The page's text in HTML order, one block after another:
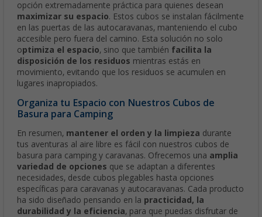
opción extremadamente práctica para quienes desean
maximizar su espacio. Estos cubos se instalan fácilmente
en las puertas de las autocaravanas, manteniendo el cubo
accesible pero fuera del camino. Esta solución no solo
optimiza el espacio, sino que también facilita la
disposición de los residuos mientras estás en
movimiento, evitando que los residuos se acumulen en
lugares inapropiados.
Organiza tu Espacio con Nuestros Cubos de
Basura para Camping
En resumen, mantener el orden y la limpieza durante
tus aventuras al aire libre es fácil con nuestros cubos de
basura para camping y caravanas. Ofrecemos una amplia
variedad de opciones que se adaptan a diferentes
necesidades, desde cubos plegables hasta opciones
específicas para caravanas y autocaravanas. Cada producto
ha sido diseñado pensando en la practicidad, la
durabilidad y la eficiencia, para que puedas disfrutar de